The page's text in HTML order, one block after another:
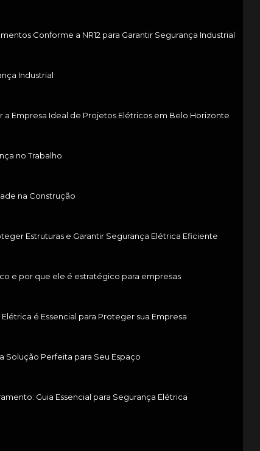
Conforme a NR12 para Garantir Segurança Industrial
Industrial
a Empresa Ideal de Projetos Elétricos em Belo Horizonte
no Trabalho
na Construção
Estruturas e Garantir Segurança Elétrica Eficiente
e por que ele é estratégico para empresas
é Essencial para Proteger sua Empresa
Solução Perfeita para Seu Espaço
Guia Essencial para Segurança Elétrica